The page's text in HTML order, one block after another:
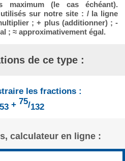
maximum (le cas échéant).
sur notre site : / la ligne
; + plus (additionner) ; -
; ≈ approximativement égal.
de ce type :
les fractions :
53 + 75/132
calculateur en ligne :